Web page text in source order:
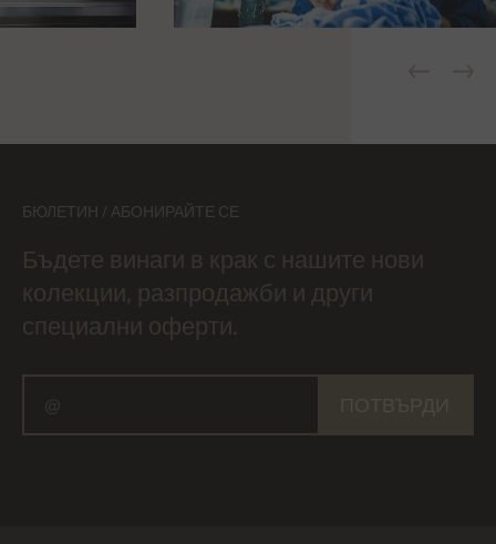
БЮЛЕТИН / АБОНИРАЙТЕ СЕ
Бъдете винаги в крак с нашите нови
колекции, разпродажби и други
специални оферти.